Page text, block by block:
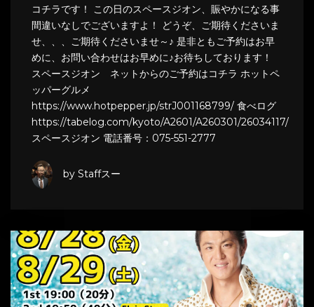
コチラです！ この日のスペースジオン、賑やかになる事
間違いなしでございますよ！ どうぞ、ご期待くださいま
せ、、、ご期待くださいませ～♪ 是非ともご予約はお早
めに、お問い合わせはお早めに♪お待ちしております！
スペースジオン ネットからのご予約はコチラ ホットペ
ッパーグルメ
https://www.hotpepper.jp/strJ001168799/ 食べログ
https://tabelog.com/kyoto/A2601/A260301/26034117/
スペースジオン 電話番号：075-551-2777
by Staffスー